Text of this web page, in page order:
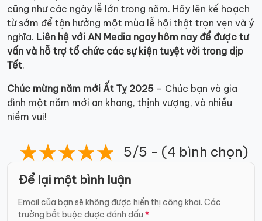
cũng như các ngày lễ lớn trong năm. Hãy lên kế hoạch
từ sớm để tận hưởng một mùa lễ hội thật trọn vẹn và ý
nghĩa. Liên hệ với AN Media ngay hôm nay để được tư
vấn và hỗ trợ tổ chức các sự kiện tuyệt vời trong dịp
Tết.
Chúc mừng năm mới Ất Tỵ 2025 – Chúc bạn và gia
đình một năm mới an khang, thịnh vượng, và nhiều
niềm vui!
5/5 - (4 bình chọn)
Để lại một bình luận
Email của bạn sẽ không được hiển thị công khai. Các
trường bắt buộc được đánh dấu *